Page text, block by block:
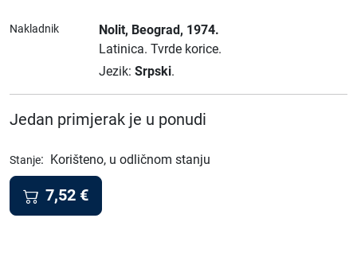
Nakladnik Nolit, Beograd, 1974.
Latinica. Tvrde korice.
Jezik: Srpski.
Jedan primjerak je u ponudi
Stanje: Korišteno, u odličnom stanju
7,52 €